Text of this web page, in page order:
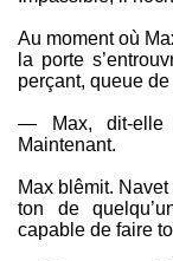
Au moment où
la porte
perçant, queue
— Max, dit-elle
Maintenant.
Max blêmit.
ton de
capable de faire